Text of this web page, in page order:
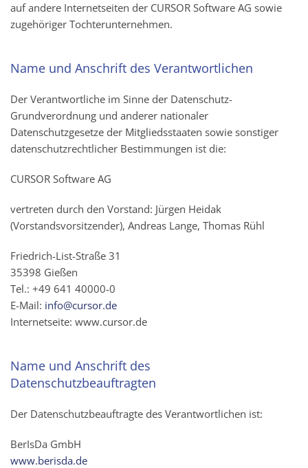
auf andere Internetseiten der CURSOR Software AG sowie
zugehöriger Tochterunternehmen.
Name und Anschrift des Verantwortlichen
Der Verantwortliche im Sinne der Datenschutz-
Grundverordnung und anderer nationaler
Datenschutzgesetze der Mitgliedsstaaten sowie sonstiger
datenschutzrechtlicher Bestimmungen ist die:
CURSOR Software AG
vertreten durch den Vorstand: Jürgen Heidak
(Vorstandsvorsitzender), Andreas Lange, Thomas Rühl
Friedrich-List-Straße 31
35398 Gießen
Tel.: +49 641 40000-0
E-Mail: info@cursor.de
Internetseite: www.cursor.de
Name und Anschrift des
Datenschutzbeauftragten
Der Datenschutzbeauftragte des Verantwortlichen ist:
BerIsDa GmbH
www.berisda.de